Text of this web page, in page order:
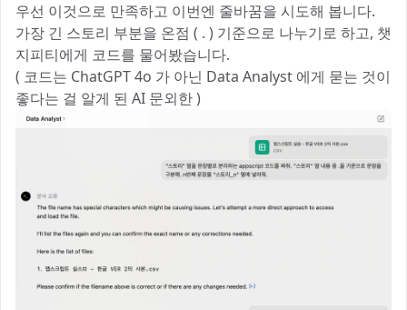
우선 이것으로 만족하고 이번엔 줄바꿈을 시도해 봅니다.
가장 긴 스토리 부분을 온점 ( . ) 기준으로 나누기로 하고, 챗
지피티에게 코드를 물어봤습니다.
( 코드는 ChatGPT 4o 가 아닌 Data Analyst 에게 묻는 것이
좋다는 걸 알게 된 AI 문외한 )